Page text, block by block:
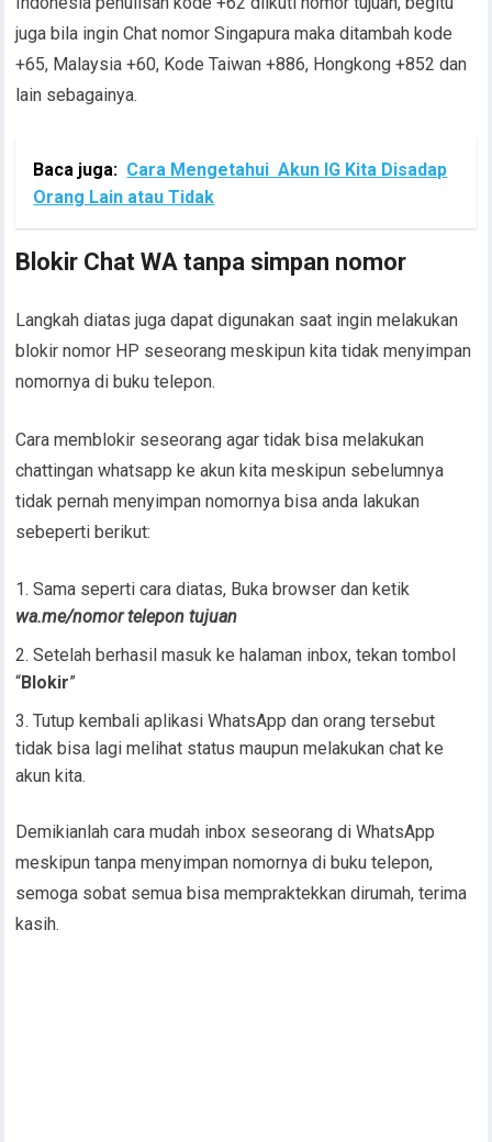
juga bila ingin Chat nomor Singapura maka ditambah kode
+65, Malaysia +60, Kode Taiwan +886, Hongkong +852 dan
lain sebagainya.
Baca juga: Cara Mengetahui Akun IG Kita Disadap
Orang Lain atau Tidak
Blokir Chat WA tanpa simpan nomor
Langkah diatas juga dapat digunakan saat ingin melakukan
blokir nomor HP seseorang meskipun kita tidak menyimpan
nomornya di buku telepon.
Cara memblokir seseorang agar tidak bisa melakukan
chattingan whatsapp ke akun kita meskipun sebelumnya
tidak pernah menyimpan nomornya bisa anda lakukan
sebeperti berikut:
Sama seperti cara diatas, Buka browser dan ketik
wa.me/nomor telepon tujuan
Setelah berhasil masuk ke halaman inbox, tekan tombol
“Blokir”
Tutup kembali aplikasi WhatsApp dan orang tersebut
tidak bisa lagi melihat status maupun melakukan chat ke
akun kita.
Demikianlah cara mudah inbox seseorang di WhatsApp
meskipun tanpa menyimpan nomornya di buku telepon,
semoga sobat semua bisa mempraktekkan dirumah, terima
kasih.